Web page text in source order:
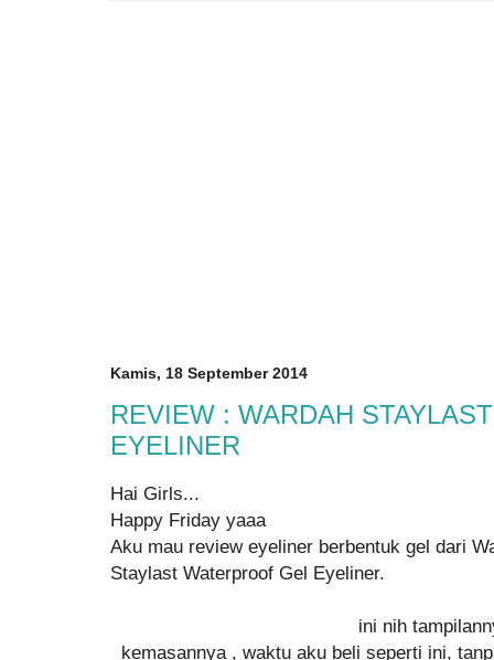
Kamis, 18 September 2014
REVIEW : WARDAH
EYELINER
Hai Girls...
Happy Friday yaaa
Aku mau review eyeliner berbentuk gel dari
Staylast Waterproof Gel Eyeliner.
ini nih
kemasannya , waktu aku beli seperti ini,